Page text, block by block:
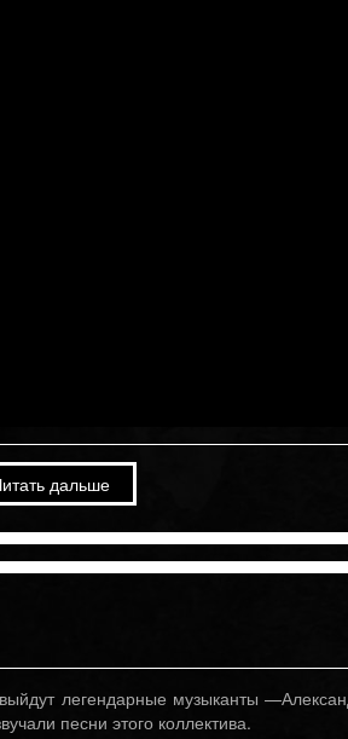
дальше
легендарные музыканты
песни этого коллектива.